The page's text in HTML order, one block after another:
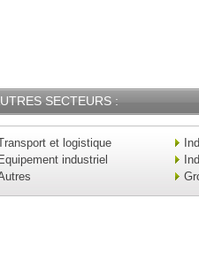
SECTEURS :
et logistique
Equipement industriel